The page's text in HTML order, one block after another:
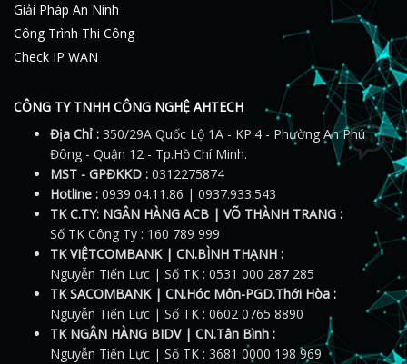
Giải Pháp An Ninh
Công Trình Thi Công
Check IP WAN
CÔNG TY TNHH CÔNG NGHỆ AHTECH
Địa Chỉ : 350/29A Quốc Lộ 1A - KP.4 - Phường An Phú
Đông - Quận 12 - Tp.Hồ Chí Minh.
MST - GPĐKKD : 0312275874
Hotline : 0939 04.11.86 | 0937.933.543
TK C.TY: NGÂN HÀNG ACB | VÕ THÀNH TRANG :
Số TK Công Ty : 160 789 999
TK VIỆTCOMBANK | CN.BÌNH THẠNH :
Nguyễn Tiến Lực | Số TK : 0531 000 287 285
TK SACOMBANK | CN.Hóc Môn-PGD.Thới Hòa :
Nguyễn Tiến Lực | Số TK : 0602 0765 8890
TK NGÂN HÀNG BIDV | CN.Tân Bình :
Nguyễn Tiến Lực | Số TK : 3681 0000 198 969